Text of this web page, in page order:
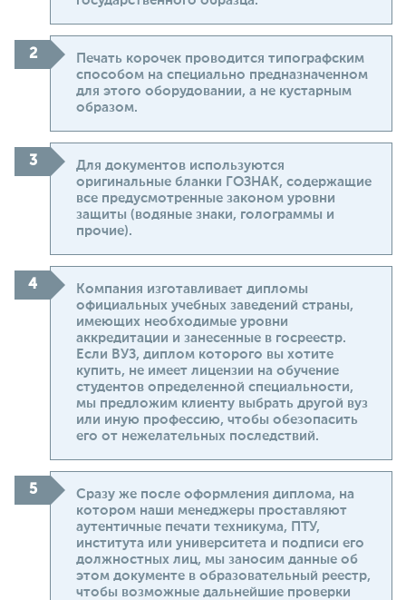
Печать корочек проводится типографским
способом на специально предназначенном
для этого оборудовании, а не кустарным
образом.
Для документов используются
оригинальные бланки ГОЗНАК, содержащие
все предусмотренные законом уровни
защиты (водяные знаки, голограммы и
прочие).
Компания изготавливает дипломы
официальных учебных заведений страны,
имеющих необходимые уровни
аккредитации и занесенные в госреестр.
Если ВУЗ, диплом которого вы хотите
купить, не имеет лицензии на обучение
студентов определенной специальности,
мы предложим клиенту выбрать другой вуз
или иную профессию, чтобы обезопасить
его от нежелательных последствий.
Сразу же после оформления диплома, на
котором наши менеджеры проставляют
аутентичные печати техникума, ПТУ,
института или университета и подписи его
должностных лиц, мы заносим данные об
этом документе в образовательный реестр,
чтобы возможные дальнейшие проверки